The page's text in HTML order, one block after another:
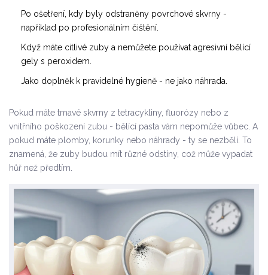
Po ošetření, kdy byly odstraněny povrchové skvrny -
například po profesionálním čištění.
Když máte citlivé zuby a nemůžete používat agresivní bělící
gely s peroxidem.
Jako doplněk k pravidelné hygieně - ne jako náhrada.
Pokud máte tmavé skvrny z tetracykliny, fluorózy nebo z
vnitřního poškození zubu - bělící pasta vám nepomůže vůbec. A
pokud máte plomby, korunky nebo náhrady - ty se nezbělí. To
znamená, že zuby budou mít různé odstíny, což může vypadat
hůř než předtím.